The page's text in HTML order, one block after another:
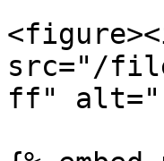
src="/
ff"